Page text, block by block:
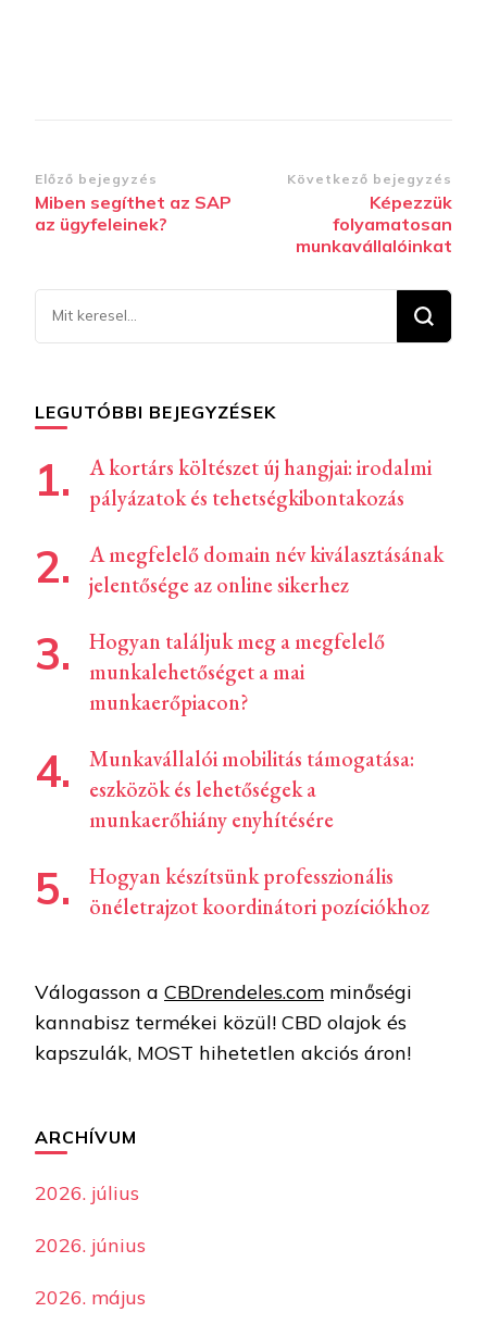
Bejegyzések
navigációja
Előző bejegyzés
Miben segíthet az SAP
az ügyfeleinek?
Következő bejegyzés
Képezzük
folyamatosan
munkavállalóinkat
Keresel
valamit?
LEGUTÓBBI BEJEGYZÉSEK
A kortárs költészet új hangjai: irodalmi
pályázatok és tehetségkibontakozás
A megfelelő domain név kiválasztásának
jelentősége az online sikerhez
Hogyan találjuk meg a megfelelő
munkalehetőséget a mai
munkaerőpiacon?
Munkavállalói mobilitás támogatása:
eszközök és lehetőségek a
munkaerőhiány enyhítésére
Hogyan készítsünk professzionális
önéletrajzot koordinátori pozíciókhoz
Válogasson a CBDrendeles.com minőségi
kannabisz termékei közül! CBD olajok és
kapszulák, MOST hihetetlen akciós áron!
ARCHÍVUM
2026. július
2026. június
2026. május